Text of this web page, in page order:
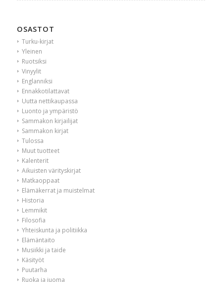
OSASTOT
Turku-kirjat
Yleinen
Ruotsiksi
Vinyylit
Englanniksi
Ennakkotilattavat
Uutta nettikaupassa
Luonto ja ympäristö
Sammakon kirjailijat
Sammakon kirjat
Tulossa
Muut tuotteet
Kalenterit
Aikuisten värityskirjat
Matkaoppaat
Elämäkerrat ja muistelmat
Historia
Lemmikit
Filosofia
Yhteiskunta ja politiikka
Elämäntaito
Musiikki ja taide
Käsityöt
Puutarha
Ruoka ja juoma